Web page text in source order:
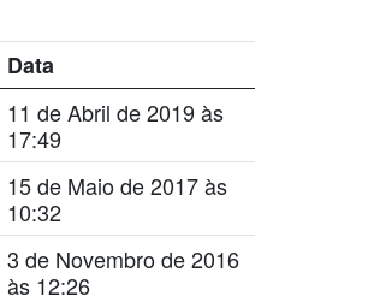
Data
11 de Abril de 2019 às
17:49
15 de Maio de 2017 às
10:32
3 de Novembro de 2016
às 12:26